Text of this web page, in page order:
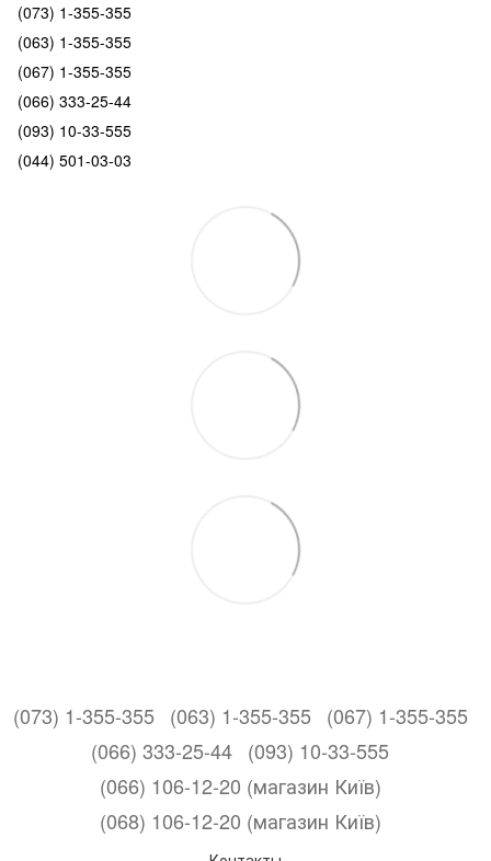
(073) 1-355-355
(063) 1-355-355
(067) 1-355-355
(066) 333-25-44
(093) 10-33-555
(044) 501-03-03
(073) 1-355-355 (063) 1-355-355 (067) 1-355-355
(066) 333-25-44 (093) 10-33-555
(066) 106-12-20 (магазин Київ)
(068) 106-12-20 (магазин Київ)